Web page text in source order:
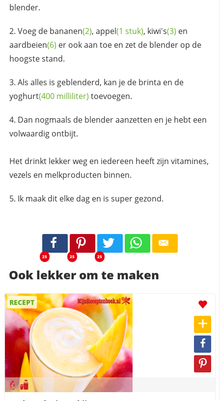
blender.
Voeg de bananen(2), appel(1 stuk), kiwi's(3) en
aardbeien(6) er ook aan toe en zet de blender op de
hoogste stand.
Als alles is geblenderd, kan je de brinta en de
yoghurt(400 milliliter) toevoegen.
Dan nogmaals de blender aanzetten en je hebt een
volwaardig ontbijt.
Het drinkt lekker weg en iedereen heeft zijn vitamines,
vezels en melkproducten binnen.
Ik maak dit elke dag en is super gezond.
25 25 25
Ook lekker om te maken
RECEPT